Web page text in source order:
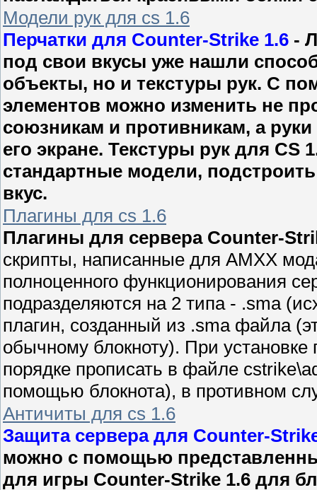
Модели рук для cs 1.6
Перчатки для Counter-Strike 1.6 -
под свои вкусы уже нашли
объекты, но и текстуры рук. С
элементов можно изменить не
союзникам и противникам, а
его экране. Текстуры рук для CS
стандартные модели,
вкус.
Плагины для cs 1.6
Плагины для сервера Counter-
скрипты, написанные для AMXX
полноценного функционирования
подразделяются на 2 типа - .sma
плагин, созданный из .sma файла
обычному блокноту). При
порядке прописать в файле
помощью блокнота), в противном
Античиты для cs 1.6
Защита сервера для Counter-
можно с помощью
для игры Counter-Strike 1.6 для